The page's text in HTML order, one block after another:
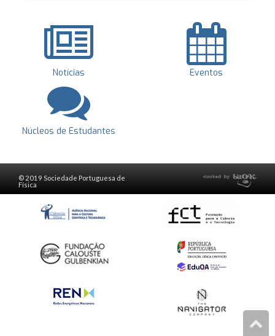
Notícias Eventos
Núcleos de Estudantes
© 2019 Sociedade Portuguesa de
Física